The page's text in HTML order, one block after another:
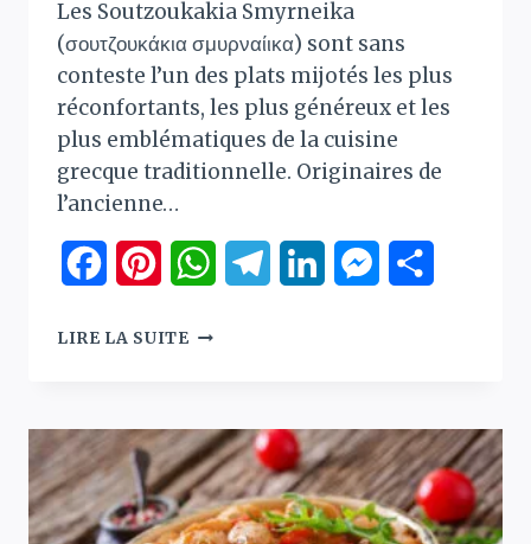
Les Soutzoukakia Smyrneika
(σουτζουκάκια σμυρναίικα) sont sans
conteste l’un des plats mijotés les plus
réconfortants, les plus généreux et les
plus emblématiques de la cuisine
grecque traditionnelle. Originaires de
l’ancienne…
FacebookPinterestWhatsAppTelegramLinkedInMessenger
LIRE LA SUITESOUTZOUKAKIA
VÉRITABLE
RECETTE
DES
BOULETTES
GRECQUES